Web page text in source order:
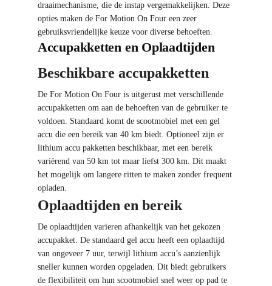
draaimechanisme, die de instap vergemakkelijken. Deze
opties maken de For Motion On Four een zeer
gebruiksvriendelijke keuze voor diverse behoeften.
Accupakketten en Oplaadtijden
Beschikbare accupakketten
De For Motion On Four is uitgerust met verschillende
accupakketten om aan de behoeften van de gebruiker te
voldoen. Standaard komt de scootmobiel met een gel
accu die een bereik van 40 km biedt. Optioneel zijn er
lithium accu pakketten beschikbaar, met een bereik
variërend van 50 km tot maar liefst 300 km. Dit maakt
het mogelijk om langere ritten te maken zonder frequent
opladen.
Oplaadtijden en bereik
De oplaadtijden varieren afhankelijk van het gekozen
accupakket. De standaard gel accu heeft een oplaadtijd
van ongeveer 7 uur, terwijl lithium accu’s aanzienlijk
sneller kunnen worden opgeladen. Dit biedt gebruikers
de flexibiliteit om hun scootmobiel snel weer op pad te